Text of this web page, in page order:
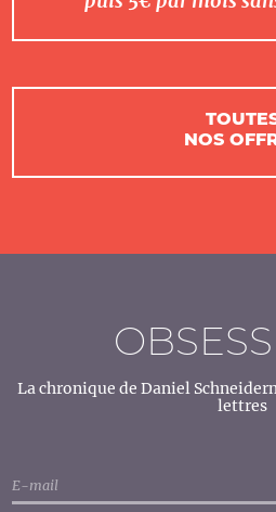
NOS
La chronique de Daniel
lettres